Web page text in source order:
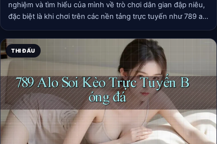
nghiệm và tìm hiểu của mình về trò chơi dân gian đập niêu,
đặc biệt là khi chơi trên các nền tảng trực tuyến như 789 alo
com vn. Có lẽ nhiều người nghĩ đập niêu chỉ là trò may rủi,
nhưng thực ra, nếu tinh ý một chút, bạn hoàn toàn có thể
nâng cao cơ hội “thắng lớn” của mình đấy. Mình cũng từng
nghĩ vậy, cho đến khi dành thời gian quan sát và… thử
nghiệm khá nhiều.
THI ĐẤU